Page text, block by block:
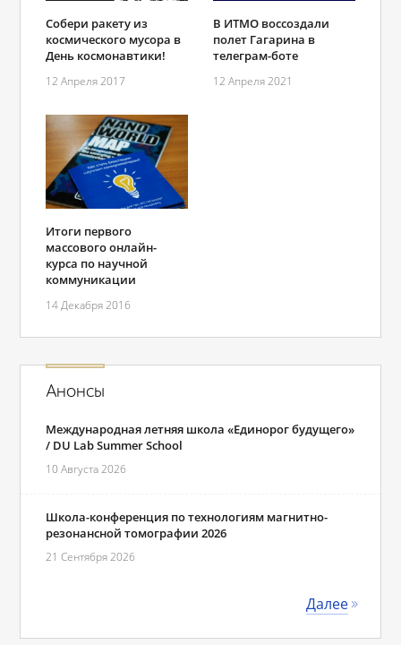
Собери ракету из
космического мусора в
День космонавтики!
12 Апреля 2017
В ИТМО воссоздали
полет Гагарина в
телеграм-боте
12 Апреля 2021
Итоги первого
массового онлайн-
курса по научной
коммуникации
14 Декабря 2016
Анонсы
Международная летняя школа «Единорог будущего»
/ DU Lab Summer School
10 Августа 2026
Школа-конференция по технологиям магнитно-
резонансной томографии 2026
21 Сентября 2026
Далее